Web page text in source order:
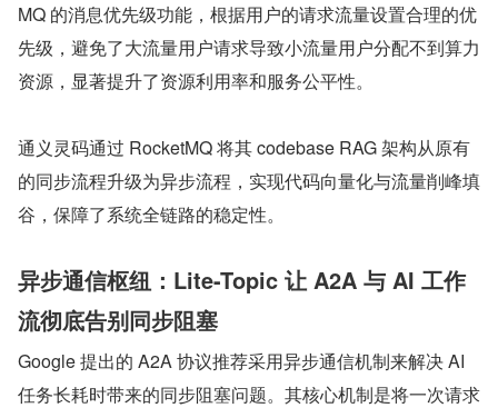
MQ 的消息优先级功能，根据用户的请求流量设置合理的优
先级，避免了大流量用户请求导致小流量用户分配不到算力
资源，显著提升了资源利用率和服务公平性。
通义灵码通过 RocketMQ 将其 codebase RAG 架构从原有
的同步流程升级为异步流程，实现代码向量化与流量削峰填
谷，保障了系统全链路的稳定性。
异步通信枢纽：Lite-Topic 让 A2A 与 AI 工作
流彻底告别同步阻塞
Google 提出的 A2A 协议推荐采用异步通信机制来解决 AI
任务长耗时带来的同步阻塞问题。其核心机制是将一次请求